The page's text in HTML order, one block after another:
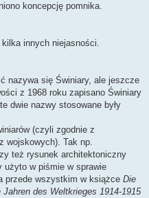
koncepcję pomnika.
innych niejasności.
nazywa się Świniary, ale jeszcze
z 1968 roku zapisano Świniary
dwie nazwy stosowane były
(czyli zgodnie z
wojskowych). Tak np.
też rysunek architektoniczny
użyto w piśmie w sprawie
przede wszystkim w książce Die
des Weltkrieges 1914-1915